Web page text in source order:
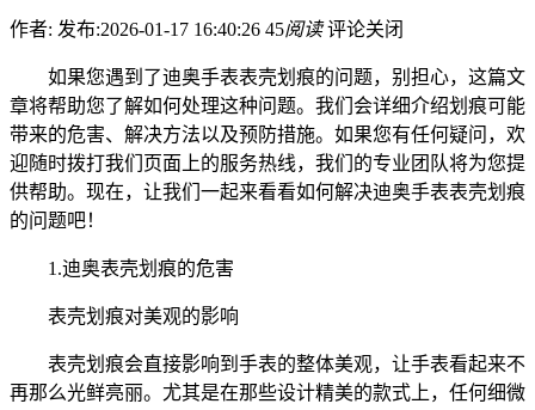
作者: 发布:2026-01-17 16:40:26 45阅读 评论关闭
如果您遇到了迪奥手表表壳划痕的问题，别担心，这篇文
章将帮助您了解如何处理这种问题。我们会详细介绍划痕可能
带来的危害、解决方法以及预防措施。如果您有任何疑问，欢
迎随时拨打我们页面上的服务热线，我们的专业团队将为您提
供帮助。现在，让我们一起来看看如何解决迪奥手表表壳划痕
的问题吧！
1.迪奥表壳划痕的危害
表壳划痕对美观的影响
表壳划痕会直接影响到手表的整体美观，让手表看起来不
再那么光鲜亮丽。尤其是在那些设计精美的款式上，任何细微